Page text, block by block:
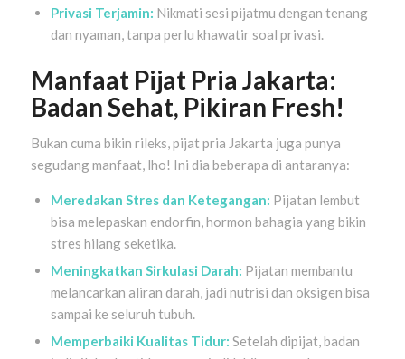
Privasi Terjamin: Nikmati sesi pijatmu dengan tenang
dan nyaman, tanpa perlu khawatir soal privasi.
Manfaat Pijat Pria Jakarta:
Badan Sehat, Pikiran Fresh!
Bukan cuma bikin rileks, pijat pria Jakarta juga punya
segudang manfaat, lho! Ini dia beberapa di antaranya:
Meredakan Stres dan Ketegangan: Pijatan lembut
bisa melepaskan endorfin, hormon bahagia yang bikin
stres hilang seketika.
Meningkatkan Sirkulasi Darah: Pijatan membantu
melancarkan aliran darah, jadi nutrisi dan oksigen bisa
sampai ke seluruh tubuh.
Memperbaiki Kualitas Tidur: Setelah dipijat, badan